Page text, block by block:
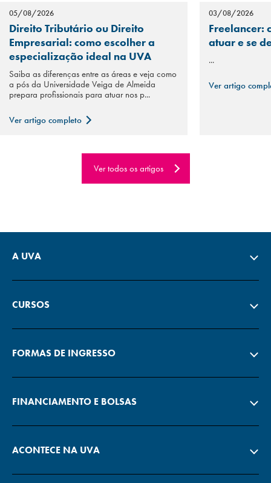
05/08/2026
Direito Tributário ou Direito
Empresarial: como escolher a
especialização ideal na UVA
Saiba as diferenças entre as áreas e veja como
a pós da Universidade Veiga de Almeida
prepara profissionais para atuar nos p...
Ver artigo completo
03/08/2026
Freelancer:
atuar e se
...
Ver artigo
Ver todos os artigos
A UVA
CURSOS
FORMAS DE INGRESSO
FINANCIAMENTO E BOLSAS
ACONTECE NA UVA